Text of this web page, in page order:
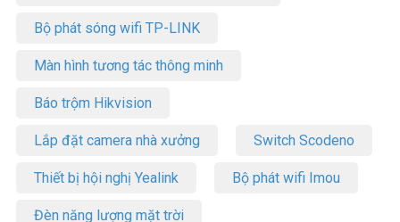
Bộ phát sóng wifi TP-LINK
Màn hình tương tác thông minh
Báo trộm Hikvision
Lắp đặt camera nhà xưởng Switch Scodeno
Thiết bị hội nghị Yealink Bộ phát wifi Imou
Đèn năng lượng mặt trời